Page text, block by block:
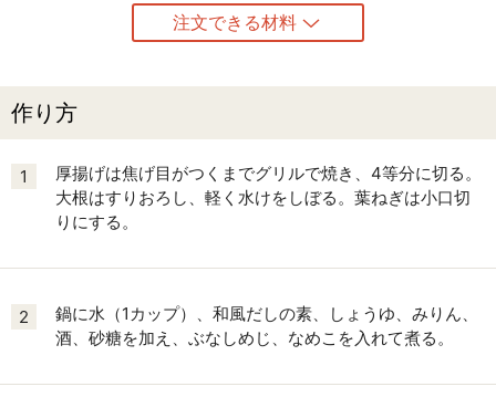
注文できる材料
作り方
1
厚揚げは焦げ目がつくまでグリルで焼き、4等分に切る。
大根はすりおろし、軽く水けをしぼる。葉ねぎは小口切
りにする。
2
鍋に水（1カップ）、和風だしの素、しょうゆ、みりん、
酒、砂糖を加え、ぶなしめじ、なめこを入れて煮る。